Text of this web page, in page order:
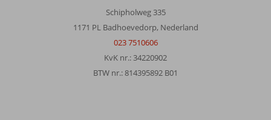
Schipholweg 335
1171 PL Badhoevedorp, Nederland
023 7510606
KvK nr.: 34220902
BTW nr.: 814395892 B01